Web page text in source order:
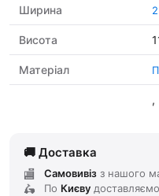
Ширина
Висота
Матеріал
,
Доставка
Самовивіз з нашого
По Києву доставляємо